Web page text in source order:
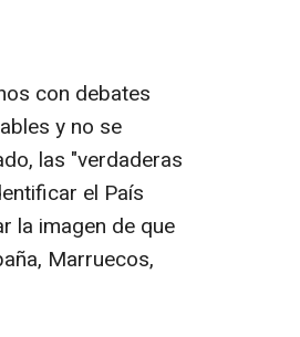
con debates
y no se
las "verdaderas
el País
la imagen de que
Marruecos,